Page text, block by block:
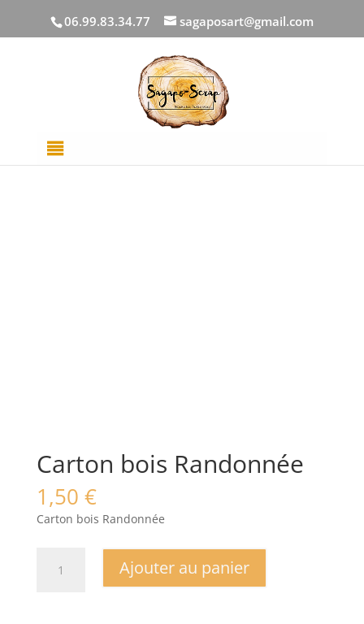
06.99.83.34.77 sagaposart@gmail.com
DECOUPES BOIS/Evenements
Randonnée
Carton bois Randonnée
1,50 €
Carton bois Randonnée
Ajouter au panier